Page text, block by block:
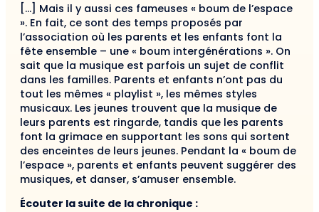
[…] Mais il y aussi ces fameuses « boum de l’espace
». En fait, ce sont des temps proposés par
l’association où les parents et les enfants font la
fête ensemble – une « boum intergénérations ». On
sait que la musique est parfois un sujet de conflit
dans les familles. Parents et enfants n’ont pas du
tout les mêmes « playlist », les mêmes styles
musicaux. Les jeunes trouvent que la musique de
leurs parents est ringarde, tandis que les parents
font la grimace en supportant les sons qui sortent
des enceintes de leurs jeunes. Pendant la « boum de
l’espace », parents et enfants peuvent suggérer des
musiques, et danser, s’amuser ensemble.
Écouter la suite de la chronique :